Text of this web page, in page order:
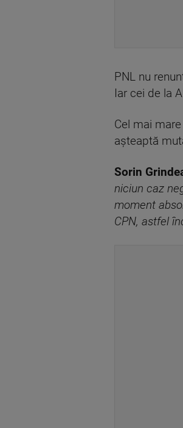
PNL nu
Iar cei de la
Cel mai
așteaptă
Sorin
niciun caz
moment
CPN, astfel